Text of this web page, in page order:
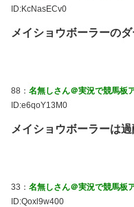
ID:KcNasECv0
メイショウボーラーの
88： 名無しさん＠実況で競馬板
ID:e6qoY13M0
メイショウボーラーは
33： 名無しさん＠実況で競馬板
ID:Qoxl9w400